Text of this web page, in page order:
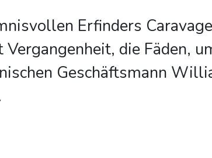
Erfinders
die Fäden,
Geschäftsmann